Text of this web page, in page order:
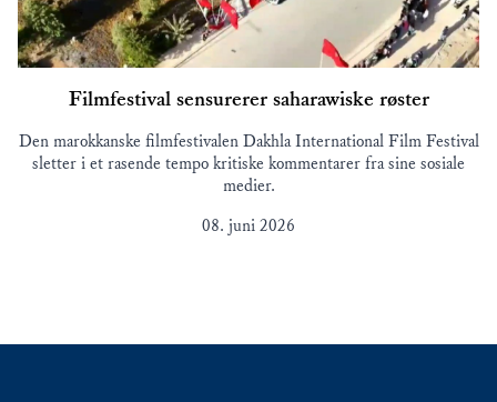
Filmfestival sensurerer saharawiske røster
Den marokkanske filmfestivalen Dakhla International Film Festival
sletter i et rasende tempo kritiske kommentarer fra sine sosiale
medier.
08. juni 2026